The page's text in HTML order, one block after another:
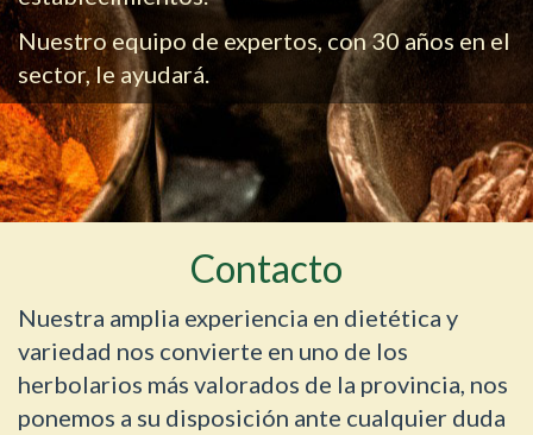
Nuestro equipo de expertos, con 30 años en el
sector, le ayudará.
Contacto
Nuestra amplia experiencia en dietética y
variedad nos convierte en uno de los
herbolarios más valorados de la provincia, nos
ponemos a su disposición ante cualquier duda